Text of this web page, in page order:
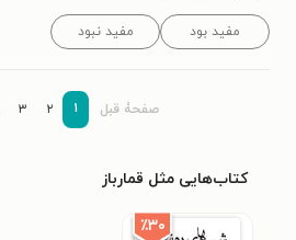
مفید بود مفید نبود
صفحۀ قبل ۱ ۲ ۳
کتاب‌هایی مثل قمارباز
٪۳۰